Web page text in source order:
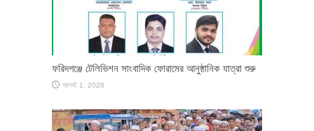
ফরিদগঞ্জে টেলিভিশন সাংবাদিক ফোরামের আনুষ্ঠানিক যাত্রা শুরু
আগস্ট 1, 2026